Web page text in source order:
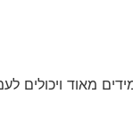
מאוד ויכולים